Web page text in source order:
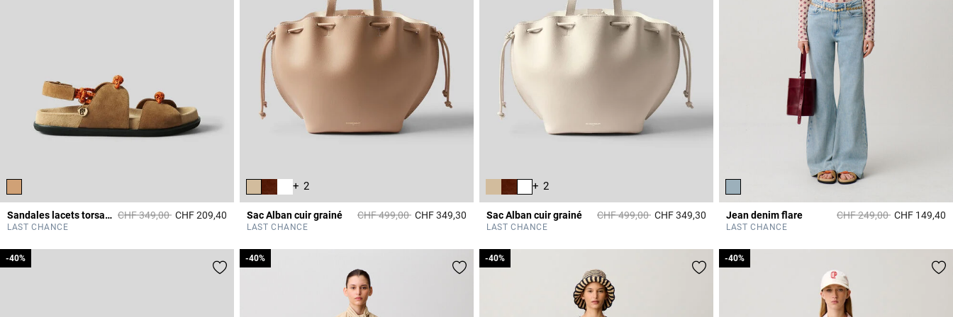
Sandales lacets torsadés Prix réduit à partir de
CHF 349,00àCHF 209,40 4.1 out of 5 Customer Rating
LAST CHANCE
+ 2
Sac Alban cuir grainé Prix réduit à partir de
CHF 499,00àCHF 349,30 5 out of 5 Customer Rating
LAST CHANCE
+ 2
Sac Alban cuir grainé Prix réduit à partir de
CHF 499,00àCHF 349,30 4.4 out of 5 Customer Rating
LAST CHANCE
Jean denim flare Prix réduit à partir de
CHF 249,00àCHF 149,40
LAST CHANCE
-40%
-40% -40%
-40% -40%
-40% -40%
-40%